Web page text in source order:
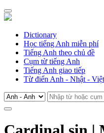
Dictionary
Học tiếng Anh miễn phí
Tiếng Anh theo chủ đề
Cụm từ tiếng Anh
Tiếng Anh giao tiếp
Từ điển Anh - Nhật - Việt